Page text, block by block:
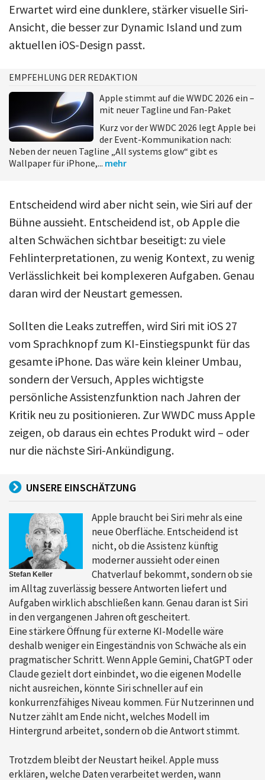
Erwartet wird eine dunklere, stärker visuelle Siri-
Ansicht, die besser zur Dynamic Island und zum
aktuellen iOS-Design passt.
EMPFEHLUNG DER REDAKTION
Apple stimmt auf die WWDC 2026 ein –
mit neuer Tagline und Fan-Paket
Kurz vor der WWDC 2026 legt Apple bei
der Event-Kommunikation nach:
Neben der neuen Tagline „All systems glow“ gibt es
Wallpaper für iPhone,... mehr
Entscheidend wird aber nicht sein, wie Siri auf der
Bühne aussieht. Entscheidend ist, ob Apple die
alten Schwächen sichtbar beseitigt: zu viele
Fehlinterpretationen, zu wenig Kontext, zu wenig
Verlässlichkeit bei komplexeren Aufgaben. Genau
daran wird der Neustart gemessen.
Sollten die Leaks zutreffen, wird Siri mit iOS 27
vom Sprachknopf zum KI-Einstiegspunkt für das
gesamte iPhone. Das wäre kein kleiner Umbau,
sondern der Versuch, Apples wichtigste
persönliche Assistenzfunktion nach Jahren der
Kritik neu zu positionieren. Zur WWDC muss Apple
zeigen, ob daraus ein echtes Produkt wird – oder
nur die nächste Siri-Ankündigung.
UNSERE EINSCHÄTZUNG
Stefan Keller
Apple braucht bei Siri mehr als eine
neue Oberfläche. Entscheidend ist
nicht, ob die Assistenz künftig
moderner aussieht oder einen
Chatverlauf bekommt, sondern ob sie
im Alltag zuverlässig bessere Antworten liefert und
Aufgaben wirklich abschließen kann. Genau daran ist Siri
in den vergangenen Jahren oft gescheitert.
Eine stärkere Öffnung für externe KI-Modelle wäre
deshalb weniger ein Eingeständnis von Schwäche als ein
pragmatischer Schritt. Wenn Apple Gemini, ChatGPT oder
Claude gezielt dort einbindet, wo die eigenen Modelle
nicht ausreichen, könnte Siri schneller auf ein
konkurrenzfähiges Niveau kommen. Für Nutzerinnen und
Nutzer zählt am Ende nicht, welches Modell im
Hintergrund arbeitet, sondern ob die Antwort stimmt.
Trotzdem bleibt der Neustart heikel. Apple muss
erklären, welche Daten verarbeitet werden, wann